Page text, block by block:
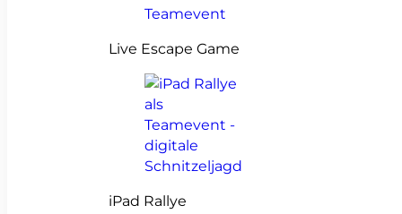
Live Escape Game
iPad Rallye